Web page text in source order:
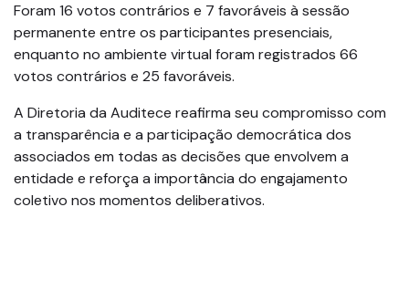
Foram 16 votos contrários e 7 favoráveis à sessão
permanente entre os participantes presenciais,
enquanto no ambiente virtual foram registrados 66
votos contrários e 25 favoráveis.
A Diretoria da Auditece reafirma seu compromisso com
a transparência e a participação democrática dos
associados em todas as decisões que envolvem a
entidade e reforça a importância do engajamento
coletivo nos momentos deliberativos.